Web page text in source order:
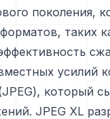
поколения,
таких
усилий
который
JPEG XL